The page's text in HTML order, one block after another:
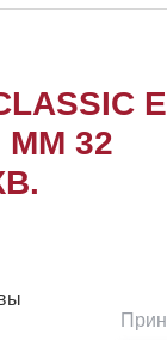
ММ 32